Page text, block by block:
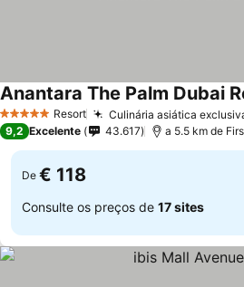
5 Estrelas Resort Culinária asiática
Anantara The Palm Dubai
9,2 Excelente 43.617 a 5.5 km de
De € 118
Consulte os preços de 17 sites